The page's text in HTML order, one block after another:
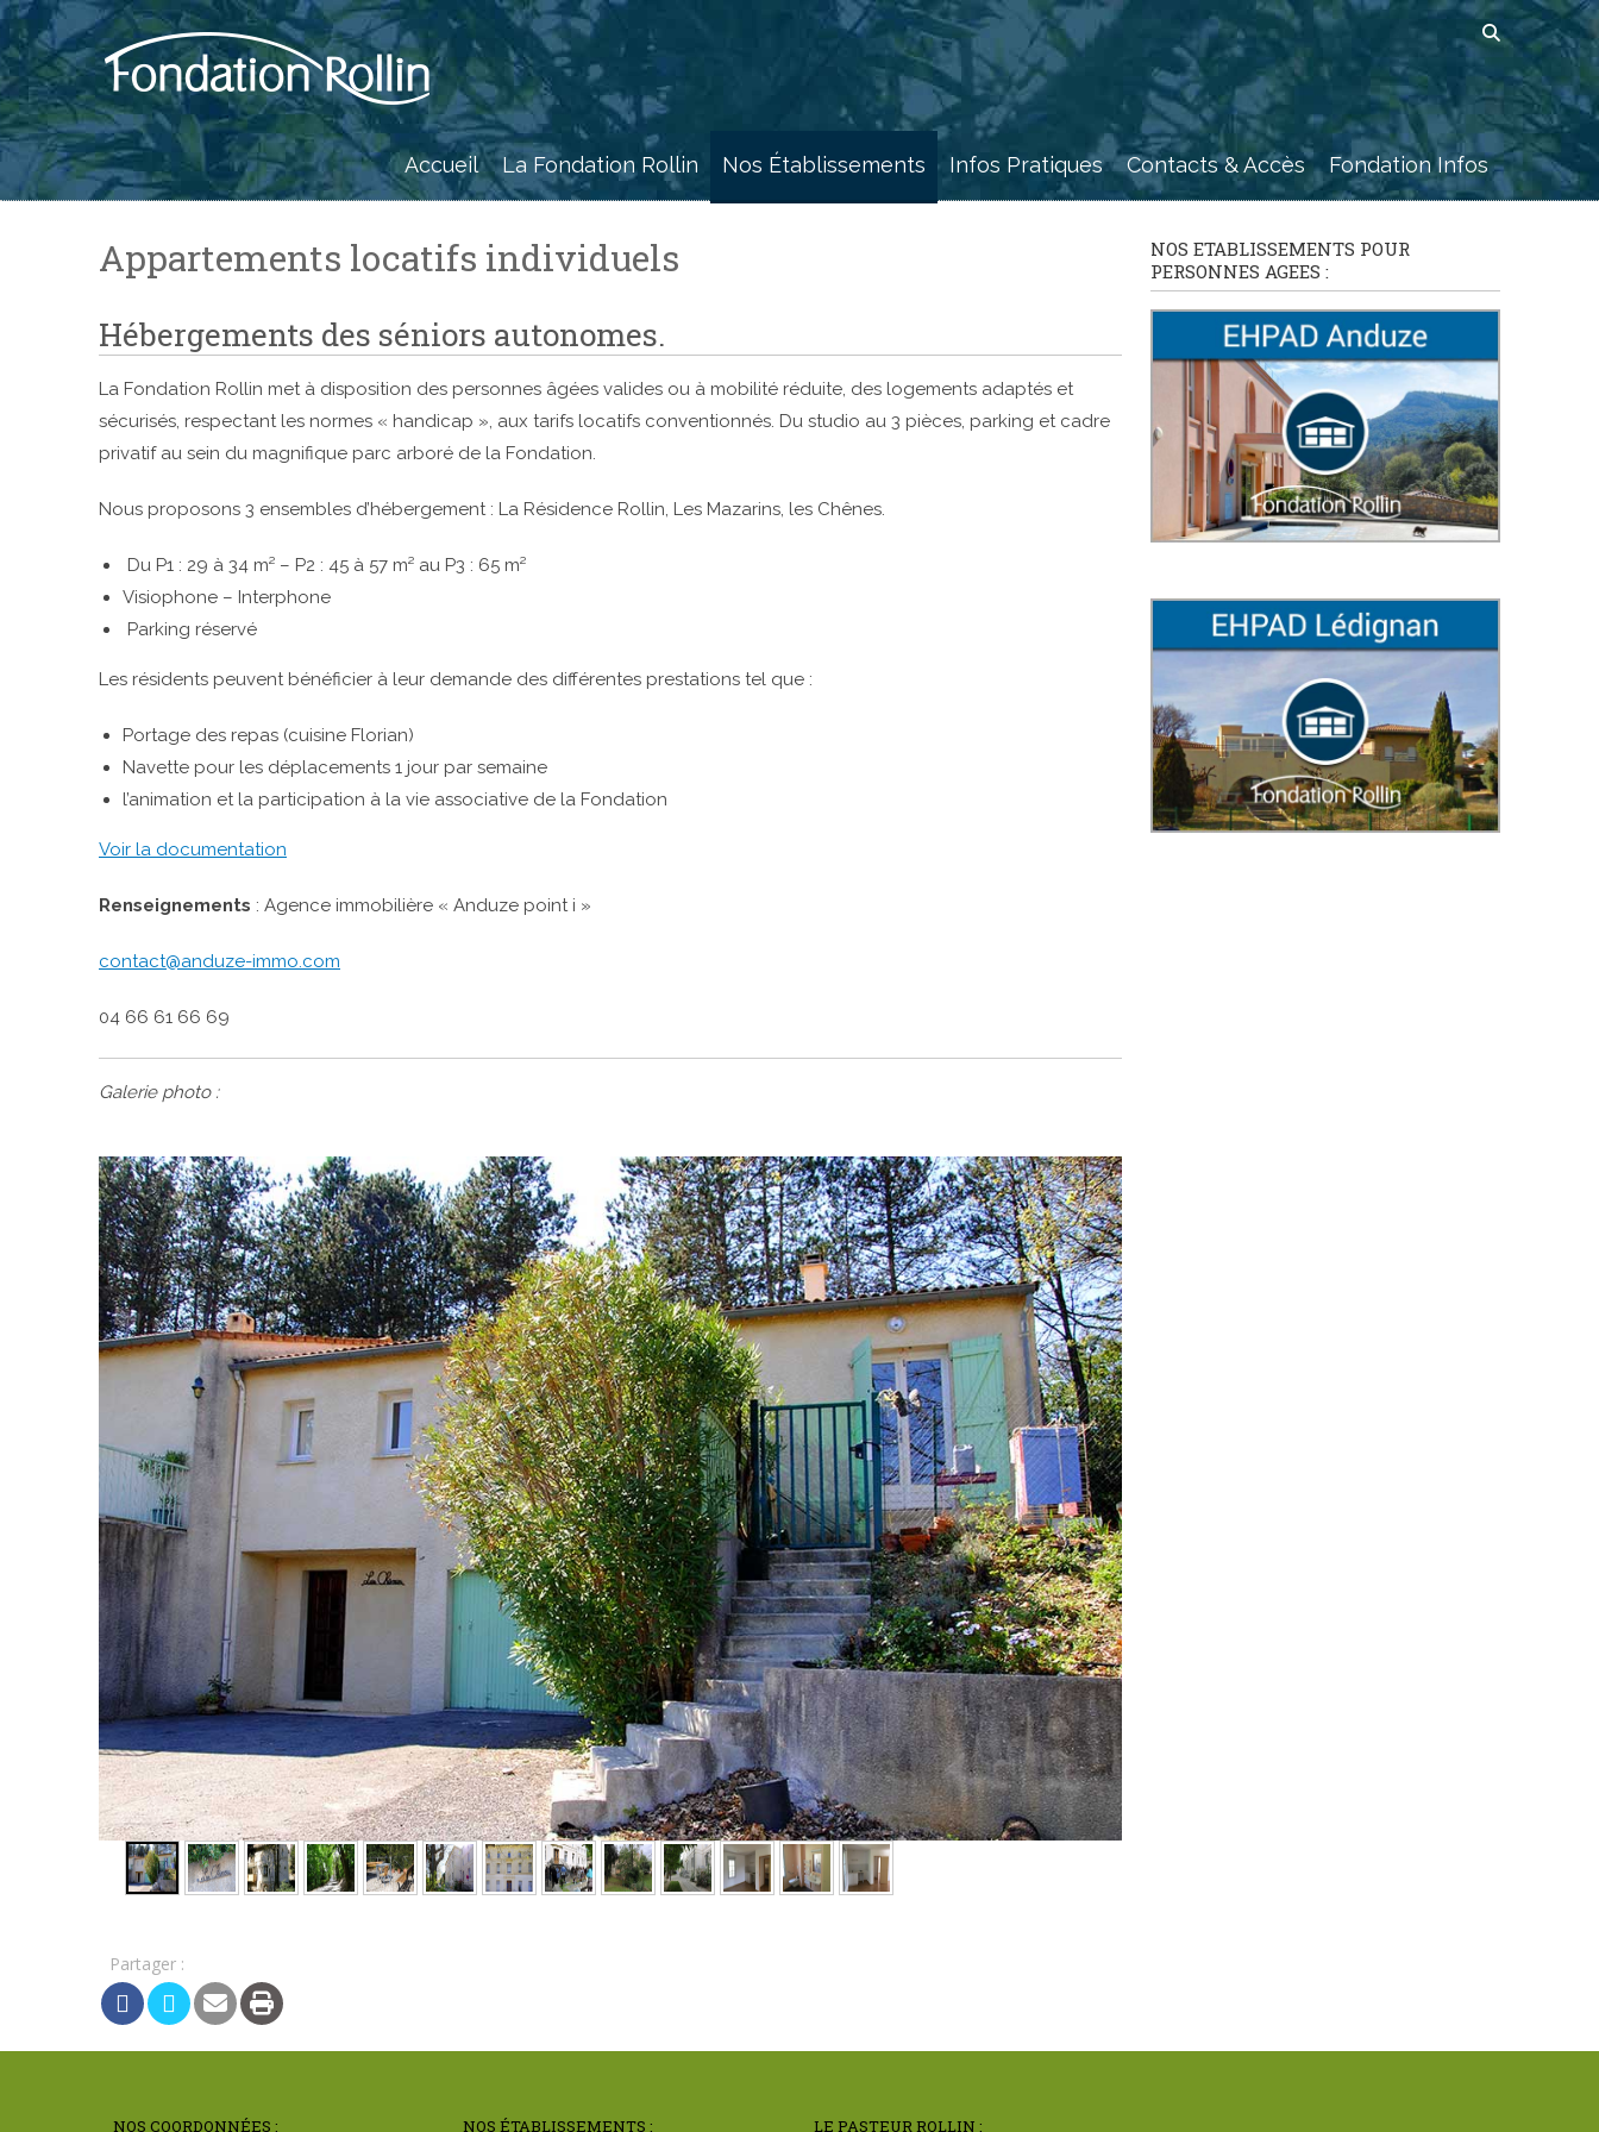
Skip
to
content
Accueil La Fondation Rollin Nos Établissements Infos Pratiques Contacts & Accès Fondation Infos
Appartements locatifs individuels
Hébergements des séniors autonomes.
La Fondation Rollin met à disposition des personnes âgées valides ou à mobilité réduite, des logements adaptés et
sécurisés, respectant les normes « handicap », aux tarifs locatifs conventionnés. Du studio au 3 pièces, parking et cadre
privatif au sein du magnifique parc arboré de la Fondation.
Nous proposons 3 ensembles d’hébergement : La Résidence Rollin, Les Mazarins, les Chênes.
Du P1 : 29 à 34 m² – P2 : 45 à 57 m² au P3 : 65 m²
Visiophone – Interphone
Parking réservé
Les résidents peuvent bénéficier à leur demande des différentes prestations tel que :
Portage des repas (cuisine Florian)
Navette pour les déplacements 1 jour par semaine
l’animation et la participation à la vie associative de la Fondation
Voir la documentation
Renseignements : Agence immobilière « Anduze point i »
contact@anduze-immo.com
04 66 61 66 69
Galerie photo :
Partager :
NOS ETABLISSEMENTS POUR
PERSONNES AGEES :
NOS COORDONNÉES : NOS ÉTABLISSEMENTS : LE PASTEUR ROLLIN :